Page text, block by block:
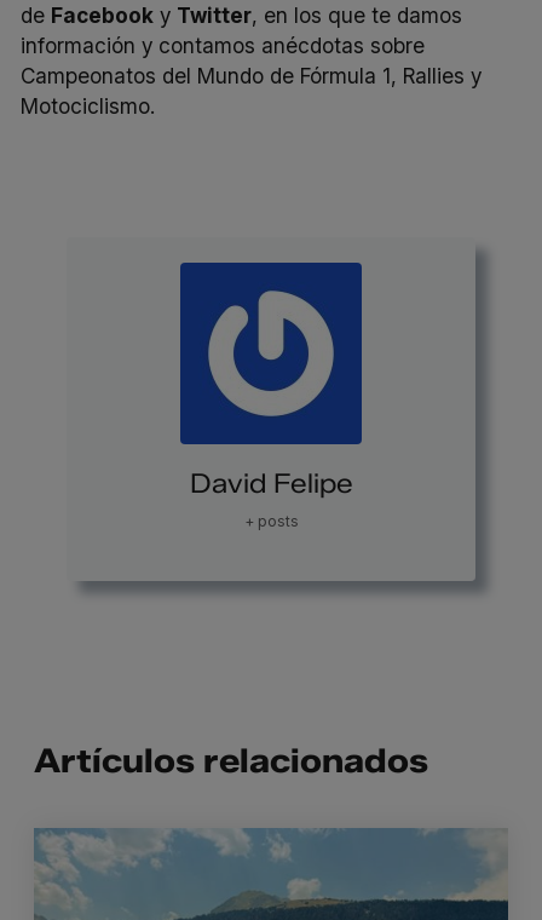
de Facebook y Twitter, en los que te damos
información y contamos anécdotas sobre
Campeonatos del Mundo de Fórmula 1, Rallies y
Motociclismo.
David Felipe
+ posts
Artículos relacionados